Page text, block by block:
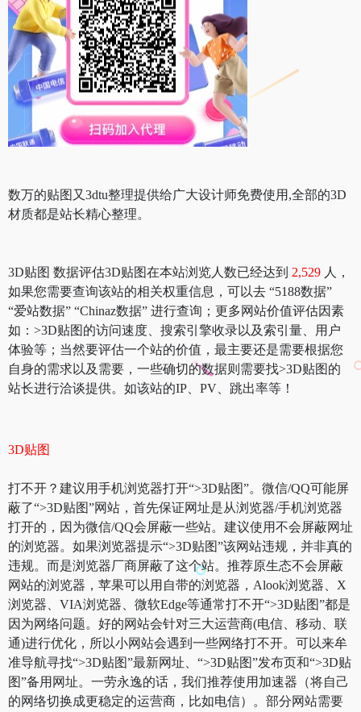
数万的贴图又3dtu整理提供给广大设计师免费使用,全部的3D
材质都是站长精心整理。
3D贴图 数据评估3D贴图在本站浏览人数已经达到 2,529 人，
如果您需要查询该站的相关权重信息，可以去 “5188数据”
“爱站数据” “Chinaz数据” 进行查询；更多网站价值评估因素
如：>3D贴图的访问速度、搜索引擎收录以及索引量、用户
体验等；当然要评估一个站的价值，最主要还是需要根据您
自身的需求以及需要，一些确切的数据则需要找>3D贴图的
站长进行洽谈提供。如该站的IP、PV、跳出率等！
3D贴图
打不开？建议用手机浏览器打开“>3D贴图”。微信/QQ可能屏
蔽了“>3D贴图”网站，首先保证网址是从浏览器/手机浏览器
打开的，因为微信/QQ会屏蔽一些站。建议使用不会屏蔽网址
的浏览器。如果浏览器提示“>3D贴图”该网站违规，并非真的
违规。而是浏览器厂商屏蔽了这个站。推荐原生态不会屏蔽
网站的浏览器，苹果可以用自带的浏览器，Alook浏览器、X
浏览器、VIA浏览器、微软Edge等通常打不开“>3D贴图”都是
因为网络问题。好的网站会针对三大运营商(电信、移动、联
通)进行优化，所以小网站会遇到一些网络打不开。可以来牟
准导航寻找“>3D贴图”最新网址、“>3D贴图”发布页和“>3D贴
图”备用网址。一劳永逸的话，我们推荐使用加速器（将自己
的网络切换成更稳定的运营商，比如电信）。部分网站需要